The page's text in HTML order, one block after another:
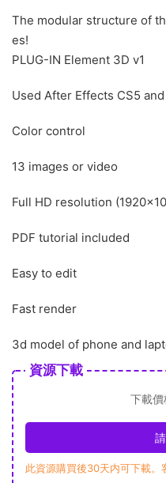
The modular structure of
es!
PLUG-IN Element 3D v1
Used After Effects CS5
Color control
13 images or video
Full HD resolution
PDF tutorial included
Easy to edit
Fast render
3d model of phone and
資源下載
下載價
此資源購買後30天内可下載